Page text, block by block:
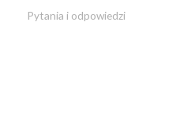
Pytania i odpowiedzi